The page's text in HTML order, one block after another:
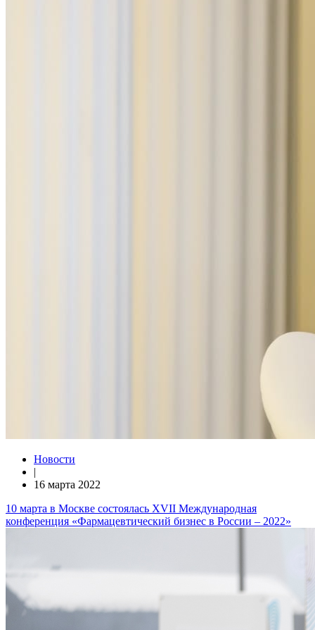
Новости
|
16 марта 2022
10 марта в Москве состоялась XVII Международная
конференция «Фармацевтический бизнес в России – 2022»